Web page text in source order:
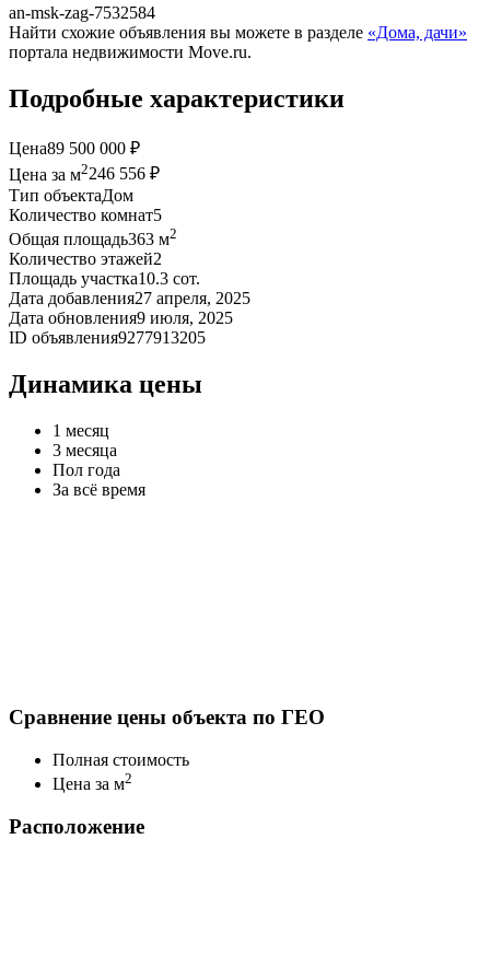
аn-msk-zаg-7532584
Найти схожие объявления вы можете в разделе «Дома, дачи»
портала недвижимости Move.ru.
Подробные характеристики
Цена89 500 000 ₽
Цена за м2246 556 ₽
Тип объектаДом
Количество комнат5
Общая площадь363 м2
Количество этажей2
Площадь участка10.3 сот.
Дата добавления27 апреля, 2025
Дата обновления9 июля, 2025
ID объявления9277913205
Динамика цены
1 месяц
3 месяца
Пол года
За всё время
Сравнение цены объекта по ГЕО
Полная стоимость
Цена за м2
Расположение